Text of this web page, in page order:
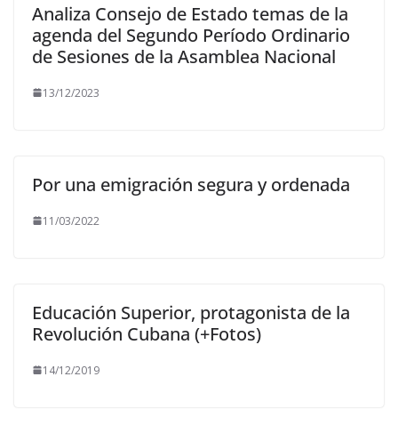
Analiza Consejo de Estado temas de la
agenda del Segundo Período Ordinario
de Sesiones de la Asamblea Nacional
13/12/2023
Por una emigración segura y ordenada
11/03/2022
Educación Superior, protagonista de la
Revolución Cubana (+Fotos)
14/12/2019